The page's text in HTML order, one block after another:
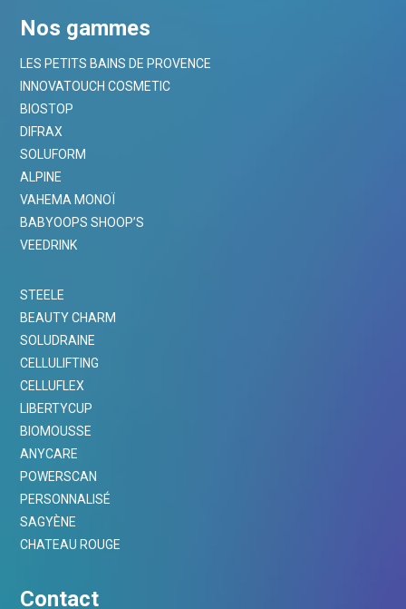
Nos gammes
LES PETITS BAINS DE PROVENCE
INNOVATOUCH COSMETIC
BIOSTOP
DIFRAX
SOLUFORM
ALPINE
VAHEMA MONOÏ
BABYOOPS SHOOP’S
VEEDRINK
STEELE
BEAUTY CHARM
SOLUDRAINE
CELLULIFTING
CELLUFLEX
LIBERTYCUP
BIOMOUSSE
ANYCARE
POWERSCAN
PERSONNALISÉ
SAGYÈNE
CHATEAU ROUGE
Contact